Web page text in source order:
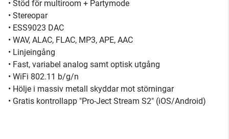
• Stöd för multiroom + Partymode
• Stereopar
• ESS9023 DAC
• WAV, ALAC, FLAC, MP3, APE, AAC
• Linjeingång
• Fast, variabel analog samt optisk utgång
• WiFi 802.11 b/g/n
• Hölje i massiv metall skyddar mot störningar
• Gratis kontrollapp "Pro-Ject Stream S2" (iOS/Android)